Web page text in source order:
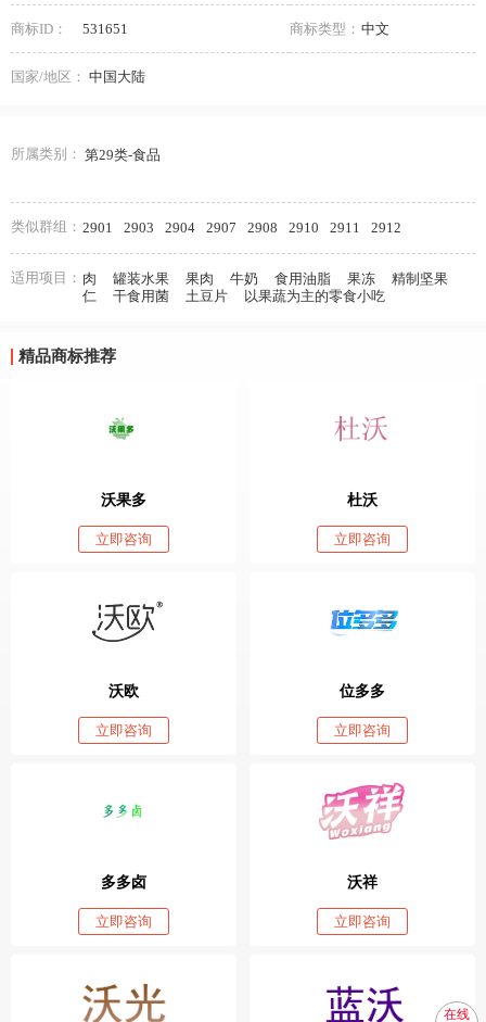
商标ID： 531651 商标类型： 中文
国家/地区： 中国大陆
所属类别： 第29类-食品
类似群组： 2901 2903 2904 2907 2908 2910 2911 2912
适用项目： 肉 罐装水果 果肉 牛奶 食用油脂 果冻
精制坚果
仁
干食用菌 土豆片 以果蔬为主的零食小吃
精品商标推荐
沃果多
立即咨询
杜沃
立即咨询
沃欧
立即咨询
位多多
立即咨询
多多卤
立即咨询
沃祥
立即咨询
在线